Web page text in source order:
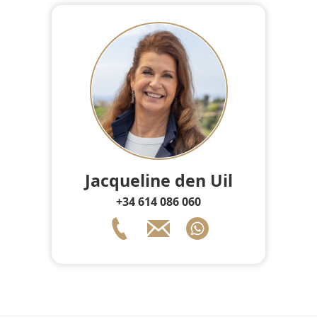
Jacqueline den Uil
+34 614 086 060